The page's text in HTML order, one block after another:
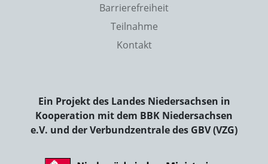
Barrierefreiheit
Teilnahme
Kontakt
Ein Projekt des Landes Niedersachsen in
Kooperation mit dem BBK Niedersachsen
e.V. und der Verbundzentrale des GBV (VZG)